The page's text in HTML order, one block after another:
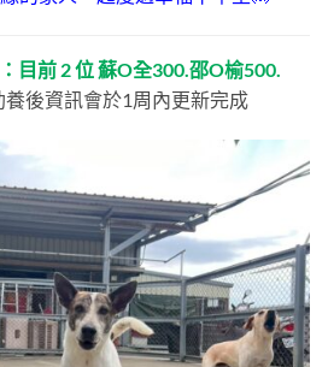
目前 2 位 蘇O全300.邵O榆500.
後資訊會於1周內更新完成